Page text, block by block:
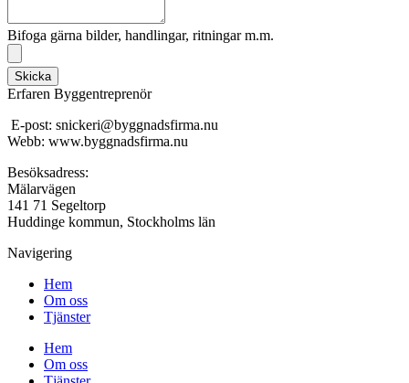
Bifoga gärna bilder, handlingar, ritningar m.m.
Skicka
Erfaren Byggentreprenör
E-post: snickeri@byggnadsfirma.nu
Webb: www.byggnadsfirma.nu
Besöksadress:
Mälarvägen
141 71 Segeltorp
Huddinge kommun, Stockholms län
Navigering
Hem
Om oss
Tjänster
Hem
Om oss